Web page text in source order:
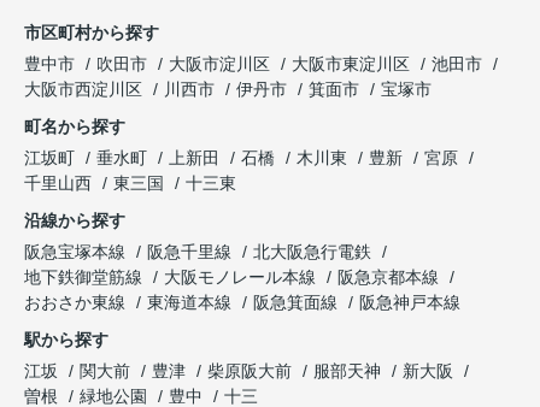
市区町村から探す
豊中市
吹田市 大阪市淀川区 大阪市東淀川区
池田市
大阪市西淀川区
川西市 伊丹市 箕面市
宝塚市
町名から探す
江坂町
垂水町 上新田 石橋 木川東 豊新
宮原
千里山西
東三国
十三東
沿線から探す
阪急宝塚本線
阪急千里線
北大阪急行電鉄
地下鉄御堂筋線
大阪モノレール本線
阪急京都本線
おおさか東線
東海道本線 阪急箕面線
阪急神戸本線
駅から探す
江坂
関大前 豊津 柴原阪大前 服部天神
新大阪
曽根
緑地公園 豊中 十三